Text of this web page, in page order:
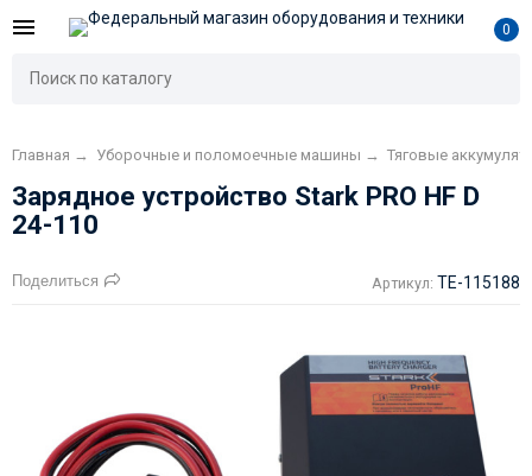
0
Главная → Уборочные и поломоечные машины → Тяговые
Зарядное устройство Stark PRO HF D
24-110
Поделиться Артикул: TE-115188